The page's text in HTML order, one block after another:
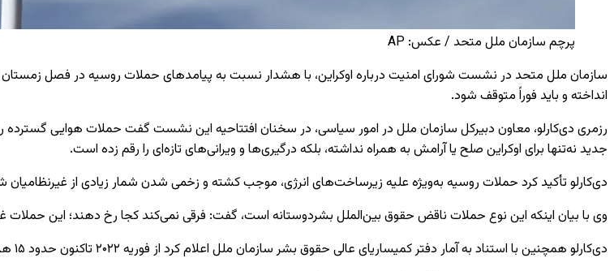
پرچم سازمان ملل متحد / عکس: AP
سازمان ملل متحد در نشست شورای امنیت درباره اوکراین، با هشدار نسبت به پیامدهای حملات روسیه در فصل زمستان
انداخته و باید فوراً متوقف شود.
رزمری دی‌کارلو، معاون دبیرکل سازمان ملل در امور سیاسی، در سخنان افتتاحیه این نشست گفت حملات هوایی گسترده
جدید نه‌تنها برای اوکراین صلح یا آرامش به همراه نداشته، بلکه درگیری‌ها و ویرانی‌های تازه‌ای را رقم زده است.
دی‌کارلو تأکید کرد حملات روسیه به‌ویژه علیه زیرساخت‌های انرژی، موجب کشته و زخمی شدن شمار زیادی از
وی با بیان اینکه این نوع حملات ناقض حقوق بین‌الملل بشردوستانه است، گفت: فرقی نمی‌کند کجا رخ دهند؛ این حملات
دی‌کارلو همچنین با استناد به آمار دفتر کمیساریای عالی حقوق بشر سازمان ملل اعلام کرد از فوریه ۲۰۲۲ تاکنون حدود ۱۵ هزار غیرنظامی در اوکراین کشته و بیش از ۴۰ هزار نفر زخمی شده‌اند.